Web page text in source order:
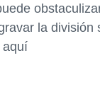
la división
aquí